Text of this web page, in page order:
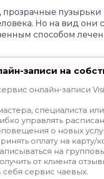
пузырьки
Но на вид они
способом
записи на
онлайн-записи
специалиста
управлять
о новых
оплату на карту/
на
от клиента
сервис чаевых.